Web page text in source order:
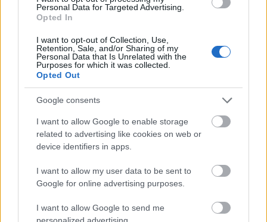
Personal Data for Targeted Advertising.
Opted In
I want to opt-out of Collection, Use,
Retention, Sale, and/or Sharing of my
Personal Data that Is Unrelated with the
Purposes for which it was collected.
Opted Out
Google consents
I want to allow Google to enable storage
related to advertising like cookies on web or
device identifiers in apps.
I want to allow my user data to be sent to
Google for online advertising purposes.
I want to allow Google to send me
personalized advertising.
Címkék:fantasy box office
universal mila kunis adaptation spongebob channing tatum
children movie 3D cinema
Ajánlott bejegyzések:
usa box office: toy's play